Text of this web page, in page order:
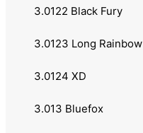
3.0122 Black Fury
3.0123 Long Rainbow
3.0124 XD
3.013 Bluefox